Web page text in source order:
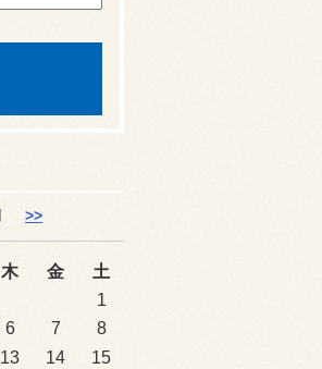
>>
木 金
土
1
6 7
8
13 14
15